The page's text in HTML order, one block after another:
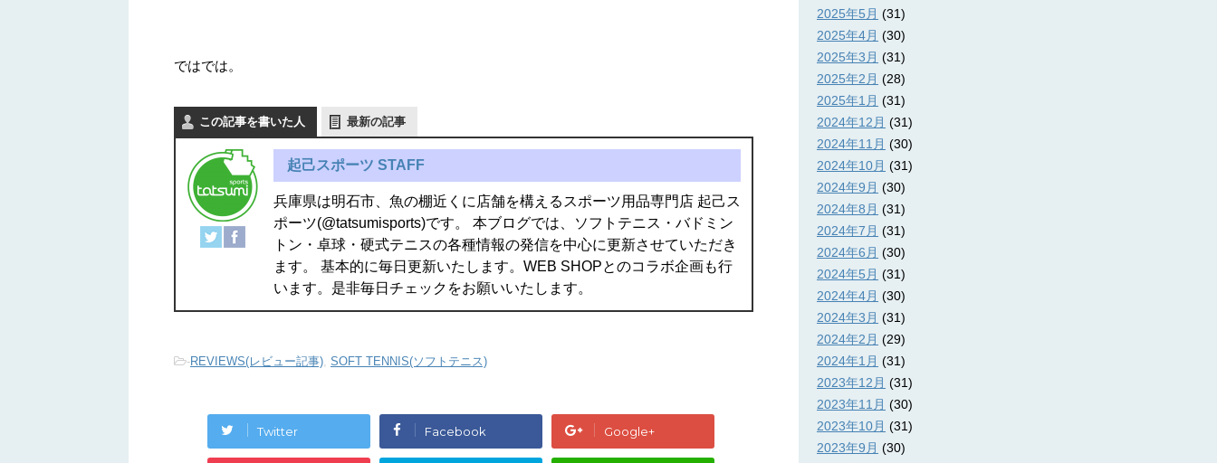
ではでは。
この記事を書いた人 最新の記事
起己スポーツ STAFF
兵庫県は明石市、魚の棚近くに店舗を構えるスポーツ用品専門店 起己ス
ポーツ(@tatsumisports)です。 本ブログでは、ソフトテニス・バドミン
トン・卓球・硬式テニスの各種情報の発信を中心に更新させていただき
ます。 基本的に毎日更新いたします。WEB SHOPとのコラボ企画も行
います。是非毎日チェックをお願いいたします。
-REVIEWS(レビュー記事), SOFT TENNIS(ソフトテニス)
Twitter Facebook Google+
2025年5月 (31)
2025年4月 (30)
2025年3月 (31)
2025年2月 (28)
2025年1月 (31)
2024年12月 (31)
2024年11月 (30)
2024年10月 (31)
2024年9月 (30)
2024年8月 (31)
2024年7月 (31)
2024年6月 (30)
2024年5月 (31)
2024年4月 (30)
2024年3月 (31)
2024年2月 (29)
2024年1月 (31)
2023年12月 (31)
2023年11月 (30)
2023年10月 (31)
2023年9月 (30)